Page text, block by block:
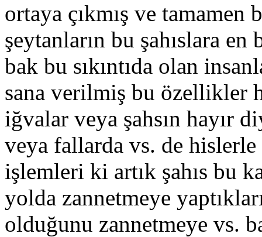
ortaya çıkmış ve
şeytanların bu şahıslara
bak bu sıkıntıda olan
sana verilmiş bu özellikler
iğvalar veya şahsın hayır
veya fallarda vs. de
işlemleri ki artık şahıs bu
yolda zannetmeye
olduğunu zannetmeye vs.